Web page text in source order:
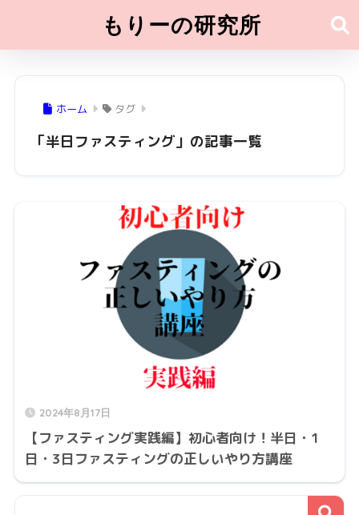
もりーの研究所
ホーム タグ
「半日ファスティング」の記事一覧
2024年8月17日
【ファスティング実践編】初心者向け！半日・1
日・3日ファスティングの正しいやり方講座